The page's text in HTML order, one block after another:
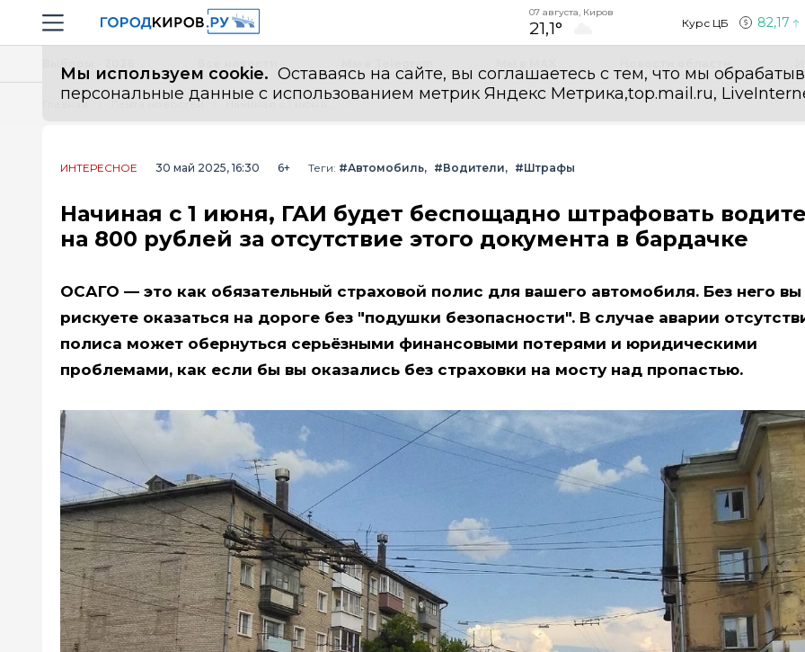
Навигация сайта
07 августа, Киров
21,1° Курс ЦБ 82,17
Мы используем cookie. Оставаясь на сайте, вы соглашаетесь с тем, что мы
персональные данные с использованием метрик Яндекс Метрика,top.mail.ru,
Все новости
Главная Лента новостей
ИНТЕРЕСНОЕ 30 май 2025, 16:30 6+ Теги: #Автомобиль #Водители #Штрафы
Начиная с 1 июня, ГАИ будет беспощадно штрафовать
на 800 рублей за отсутствие этого документа в бардачке
ОСАГО — это как обязательный страховой полис для вашего автомобиля. Без него вы
рискуете оказаться на дороге без "подушки безопасности". В случае аварии
полиса может обернуться серьёзными финансовыми потерями и юридическими
проблемами, как если бы вы оказались без страховки на мосту над пропастью.